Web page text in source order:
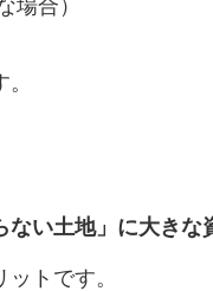
場合）
ない土地」に大き
トです。